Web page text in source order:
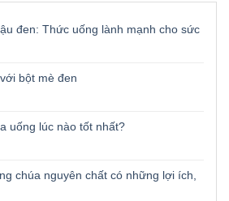
đen: Thức uống lành mạnh cho sức
bột mè đen
uống lúc nào tốt nhất?
chúa nguyên chất có những lợi ích,